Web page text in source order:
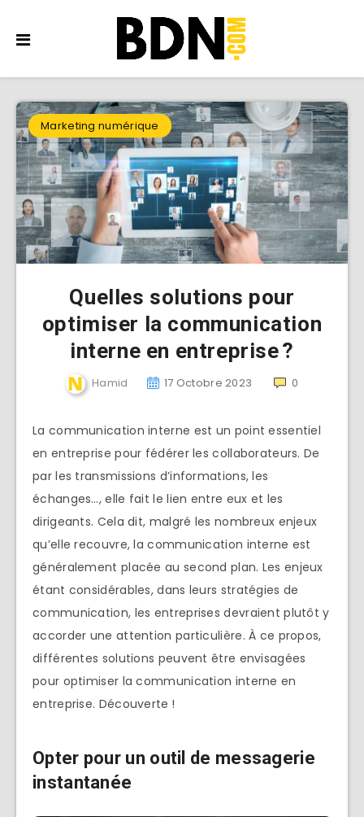
Marketing numérique
Quelles solutions pour
optimiser la communication
interne en entreprise ?
Hamid 17 Octobre 2023 0
La communication interne est un point essentiel
en entreprise pour fédérer les collaborateurs. De
par les transmissions d’informations, les
échanges…, elle fait le lien entre eux et les
dirigeants. Cela dit, malgré les nombreux enjeux
qu’elle recouvre, la communication interne est
généralement placée au second plan. Les enjeux
étant considérables, dans leurs stratégies de
communication, les entreprises devraient plutôt y
accorder une attention particulière. À ce propos,
différentes solutions peuvent être envisagées
pour optimiser la communication interne en
entreprise. Découverte !
Opter pour un outil de messagerie
instantanée